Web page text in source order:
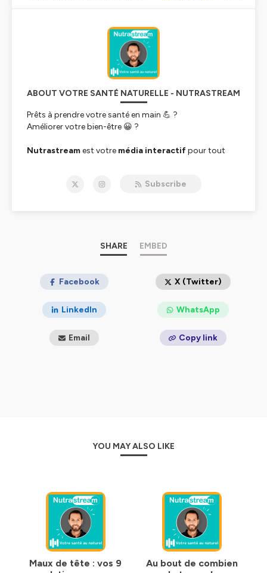
ABOUT VOTRE SANTÉ NATURELLE - NUTRASTREAM
Prêts à prendre votre santé en main 💪 ?
Améliorer votre bien-être 😀 ?
Nutrastreamest votre média interactifpour tout
Nutrastream et ses informations prouvées et
pour votre sommeil, stress, immunité, énergie ou encore
votre humeur sur 🖥️https://nutrastream.net/
Hébergé par Ausha. Visitez
ausha.co/politique-de-
Subscribe
SHARE EMBED
Facebook X (Twitter)
LinkedIn WhatsApp
Email Copy link
YOU MAY ALSO LIKE
Maux de tête : vos 9
Au bout de combien